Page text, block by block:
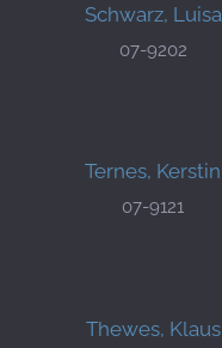
Schwarz, Luisa
07-9202
Ternes, Kerstin
07-9121
Thewes, Klaus